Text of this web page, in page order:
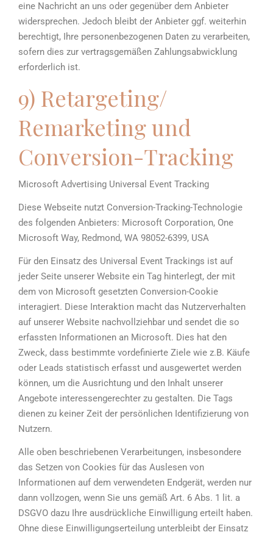
eine Nachricht an uns oder gegenüber dem Anbieter
widersprechen. Jedoch bleibt der Anbieter ggf. weiterhin
berechtigt, Ihre personenbezogenen Daten zu verarbeiten,
sofern dies zur vertragsgemäßen Zahlungsabwicklung
erforderlich ist.
9) Retargeting/
Remarketing und
Conversion-Tracking
Microsoft Advertising Universal Event Tracking
Diese Webseite nutzt Conversion-Tracking-Technologie
des folgenden Anbieters: Microsoft Corporation, One
Microsoft Way, Redmond, WA 98052-6399, USA
Für den Einsatz des Universal Event Trackings ist auf
jeder Seite unserer Website ein Tag hinterlegt, der mit
dem von Microsoft gesetzten Conversion-Cookie
interagiert. Diese Interaktion macht das Nutzerverhalten
auf unserer Website nachvollziehbar und sendet die so
erfassten Informationen an Microsoft. Dies hat den
Zweck, dass bestimmte vordefinierte Ziele wie z.B. Käufe
oder Leads statistisch erfasst und ausgewertet werden
können, um die Ausrichtung und den Inhalt unserer
Angebote interessengerechter zu gestalten. Die Tags
dienen zu keiner Zeit der persönlichen Identifizierung von
Nutzern.
Alle oben beschriebenen Verarbeitungen, insbesondere
das Setzen von Cookies für das Auslesen von
Informationen auf dem verwendeten Endgerät, werden nur
dann vollzogen, wenn Sie uns gemäß Art. 6 Abs. 1 lit. a
DSGVO dazu Ihre ausdrückliche Einwilligung erteilt haben.
Ohne diese Einwilligungserteilung unterbleibt der Einsatz